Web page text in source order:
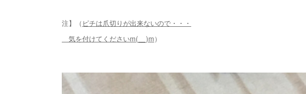
注】（ ピチは爪切りが出来ないので・・・
気を付けてくださいm(__)m）